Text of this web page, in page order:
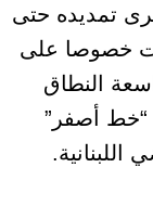
تمديده حتى
خصوصا على
النطاق
“خط أصفر”